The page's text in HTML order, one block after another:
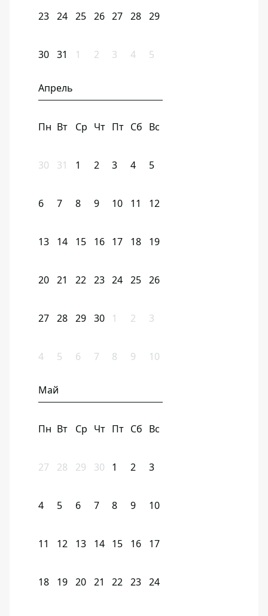
23 24 25 26 27 28 29
30 31 1 2 3 4 5
Апрель
Пн Вт Ср Чт Пт Сб Вс
30 31 1 2 3 4 5
6 7 8 9 10 11 12
13 14 15 16 17 18 19
20 21 22 23 24 25 26
27 28 29 30 1 2 3
4 5 6 7 8 9 10
Май
Пн Вт Ср Чт Пт Сб Вс
27 28 29 30 1 2 3
4 5 6 7 8 9 10
11 12 13 14 15 16 17
18 19 20 21 22 23 24